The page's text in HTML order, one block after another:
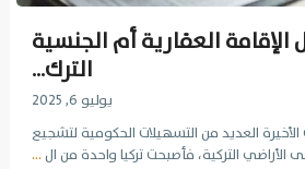
العقارية أم الجنسية
الترك...
يوليو 6, 2025
العديد من التسهيلات الحكومية لتشجيع
الأراضي التركية، فأصبحت تركيا واحدة من ال...